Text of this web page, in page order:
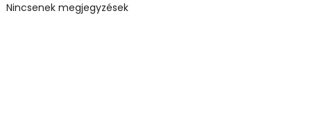
Nincsenek megjegyzések